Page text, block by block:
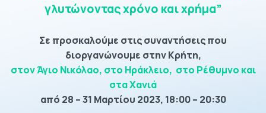
γλυτώνοντας χρόνο και χρήμα”
Σε προσκαλούμε στις συναντήσεις που
διοργανώνουμε στην Κρήτη,
στον Άγιο Νικόλαο, στο Ηράκλειο, στο Ρέθυμνο και
στα Χανιά
από 28 – 31 Μαρτίου 2023, 18:00 – 20:30